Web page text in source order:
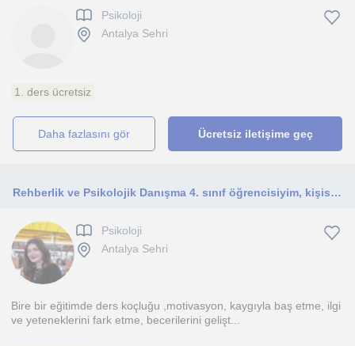
Psikoloji
Antalya Sehri
1. ders ücretsiz
daha fazlasını gör Ücretsiz iletişime geç
Rehberlik ve Psikolojik Danışma 4. sınıf öğrencisiyim, kişisel, eğitsel ve mesleki rehberlik alanında yardımcı olabilirim.
Psikoloji
Antalya Sehri
Bire bir eğitimde ders koçluğu ,motivasyon, kaygıyla baş etme, ilgi
ve yeteneklerini fark etme, becerilerini gelişt...